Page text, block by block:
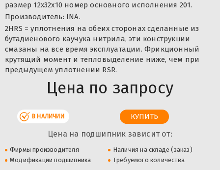
размер 12x32x10 номер основного исполнения 201.
Производитель: INA.
2HRS = уплотнения на обеих сторонах сделанные из
бутадиенового каучука нитрила, эти конструкции
смазаны на все время эксплуатации. Фрикционный
крутящий момент и тепловыделение ниже, чем при
предыдущем уплотнении RSR.
Цена по запросу
В НАЛИЧИИ
Цена на подшипник зависит от:
Фирмы производителя
Наличия на складе (заказ)
Модификации подшипника
Требуемого количества